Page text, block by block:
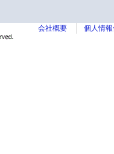
会社概要 個人情